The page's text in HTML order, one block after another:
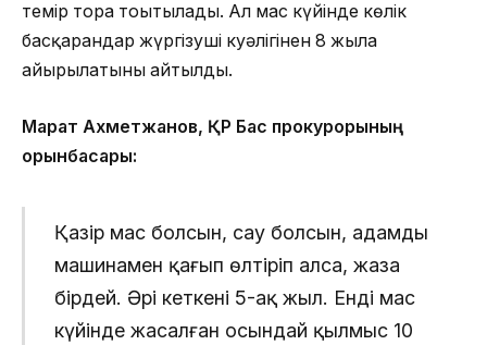
темір торға тоғытылады. Ал мас күйінде көлік
басқарғандар жүргізуші куәлігінен 8 жылға
айырылатыны айтылды.
Марат Ахметжанов, ҚР Бас прокурорының
орынбасары:
Қазір мас болсын, сау болсын, адамды
машинамен қағып өлтіріп алса, жаза
бірдей. Әрі кеткені 5-ақ жыл. Енді мас
күйінде жасалған осындай қылмыс 10